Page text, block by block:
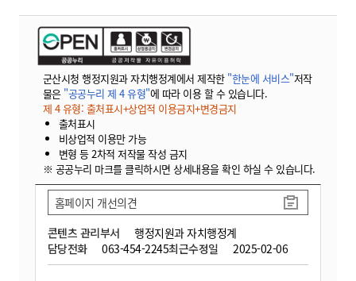
군산시청 행정지원과 자치행정계에서 제작한 "한눈에 서비스"저작
물은 "공공누리 제 4 유형"에 따라 이용 할 수 있습니다.
제 4 유형: 출처표시+상업적 이용금지+변경금지
출처표시
비상업적 이용만 가능
변형 등 2차적 저작물 작성 금지
※ 공공누리 마크를 클릭하시면 상세내용을 확인 하실 수 있습니다.
콘텐츠 관리부서
행정지원과 자치행정계
담당전화
063-454-2245최근수정일 2025-02-06
홈페이지 개선의견